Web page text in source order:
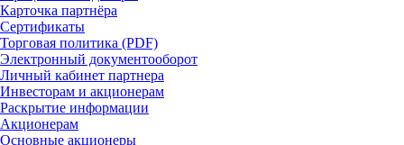
Карточка партнёра
Сертификаты
Торговая политика (PDF)
Электронный документооборот
Личный кабинет партнера
Инвесторам и акционерам
Раскрытие информации
Акционерам
Основные акционеры